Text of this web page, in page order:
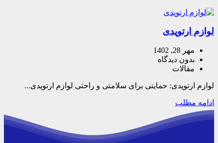
لوازم ارتوپدی
مهر 28, 1402
بدون دیدگاه
مقالات
لوازم ارتوپدی: حمایتی برای سلامتی و راحتی لوازم ارتوپدی...
ادامه مطلب